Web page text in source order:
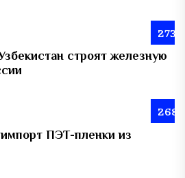
273
строят железную
268
ПЭТ-пленки из